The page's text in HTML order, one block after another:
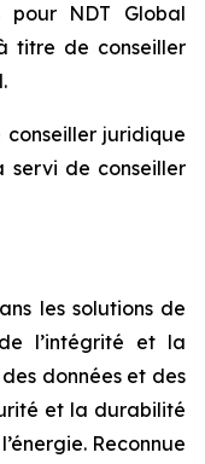
pour NDT Global
titre de conseiller
juridique
servi de conseiller
les solutions de
l’intégrité et la
données et des
et la durabilité
Reconnue